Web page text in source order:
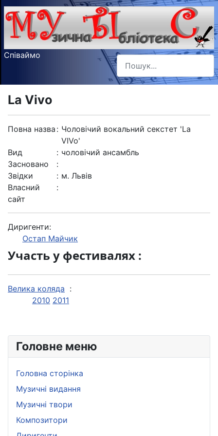
Співаймо Пошук
Type 2 or more characters
Головне меню
Головна сторінка
Музичні видання
Музичні твори
Композитори
La Vivo
Повна назва : Чоловічий вокальний секстет 'La
VIVo'
Вид
: чоловічий ансамбль
Засновано
:
Звідки
: м. Львів
Власний
сайт
:
Диригенти:
Остап Майчик
Участь у фестивалях :
Велика коляда :
2010 2011